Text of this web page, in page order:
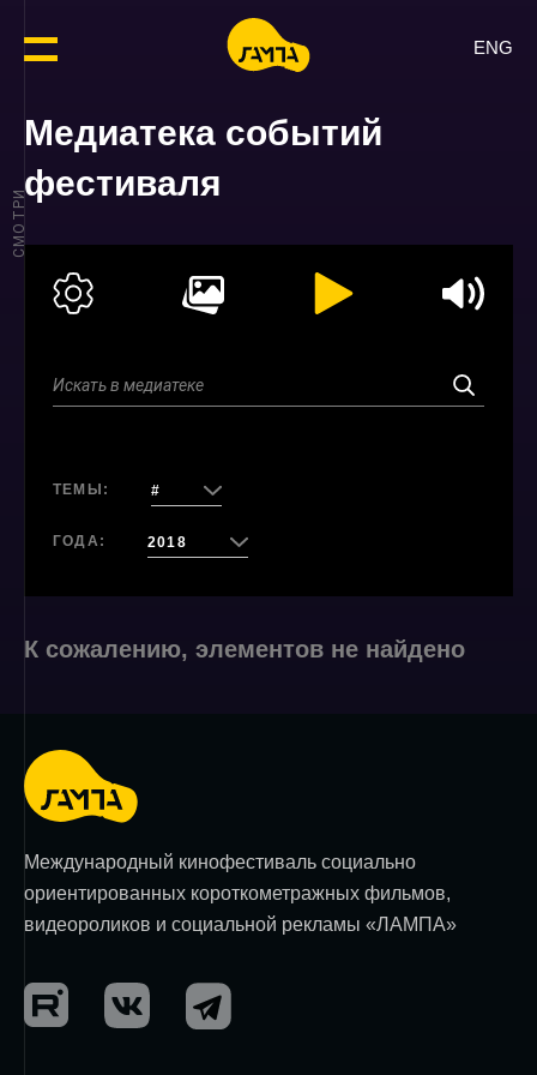
ENG
Медиатека событий
фестиваля
ТЕМЫ: #
ГОДА: 2018
СМОТРИ
К сожалению, элементов не найдено
Международный кинофестиваль социально
ориентированных короткометражных фильмов,
видеороликов и социальной рекламы «ЛАМПА»